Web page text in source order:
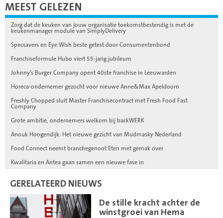
MEEST GELEZEN
Zorg dat de keuken van jouw organisatie toekomstbestendig is met de
keukenmanager module van SimplyDelivery
Specsavers en Eye Wish beste getest door Consumentenbond
Franchiseformule Hubo viert 55-jarig jubileum
Johnny’s Burger Company opent 40ste franchise in Leeuwarden
Horeca-ondernemer gezocht voor nieuwe Anne&Max Apeldoorn
Freshly Chopped sluit Master Franchisecontract met Fresh Food Fast
Company
Grote ambitie, ondernemers welkom bij backWERK
Anouk Hoogendijk: Het nieuwe gezicht van Mudmasky Nederland
Food Connect neemt branchegenoot Eten met gemak over
Kwalitaria en Antea gaan samen een nieuwe fase in
GERELATEERD NIEUWS
De stille kracht achter de
winstgroei van Hema
Lees
meer